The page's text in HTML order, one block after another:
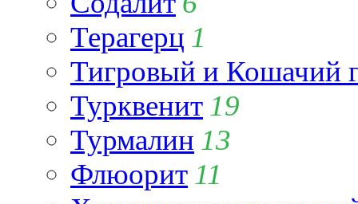
Терагерц 1
Тигровый и Кошачий
Турквенит 19
Турмалин 13
Флюорит 11